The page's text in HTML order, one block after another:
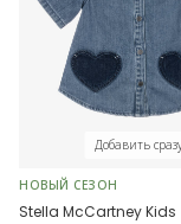
Добавить
НОВЫЙ СЕЗОН
Stella McCartney Kids